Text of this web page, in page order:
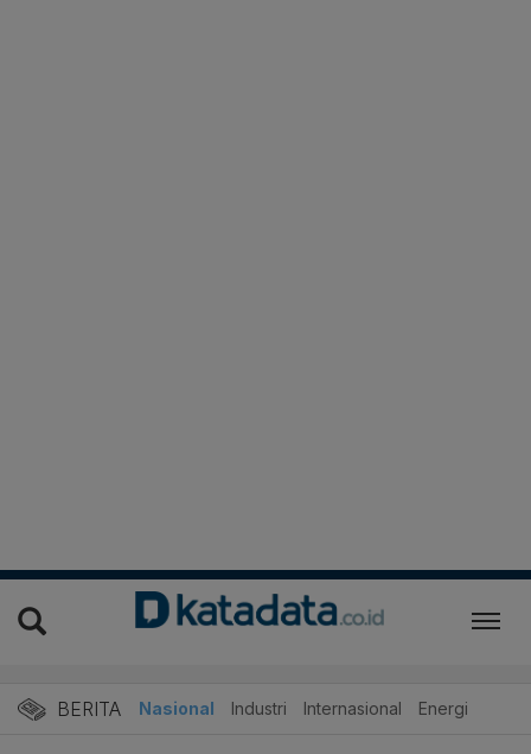
BERITA Nasional Industri Internasional Energi